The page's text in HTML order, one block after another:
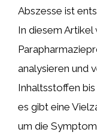
Abszesse ist
In diesem
analysieren und
Inhaltsstoffen
es gibt eine
um die